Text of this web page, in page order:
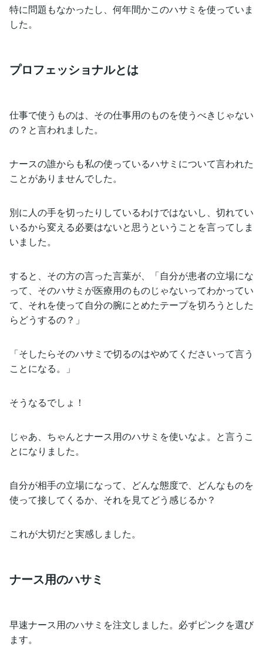
特に問題もなかったし、何年間かこのハサミを使っていま
した。
プロフェッショナルとは
仕事で使うものは、その仕事用のものを使うべきじゃない
の？と言われました。
ナースの誰からも私の使っているハサミについて言われた
ことがありませんでした。
別に人の手を切ったりしているわけではないし、切れてい
いるから変える必要はないと思うということを言ってしま
いました。
すると、その方の言った言葉が、「自分が患者の立場にな
って、そのハサミが医療用のものじゃないってわかってい
て、それを使って自分の腕にとめたテープを切ろうとした
らどうするの？」
「そしたらそのハサミで切るのはやめてくださいって言う
ことになる。」
そうなるでしょ！
じゃあ、ちゃんとナース用のハサミを使いなよ。と言うこ
とになりました。
自分が相手の立場になって、どんな態度で、どんなものを
使って接してくるか、それを見てどう感じるか？
これが大切だと実感しました。
ナース用のハサミ
早速ナース用のハサミを注文しました。必ずピンクを選び
ます。